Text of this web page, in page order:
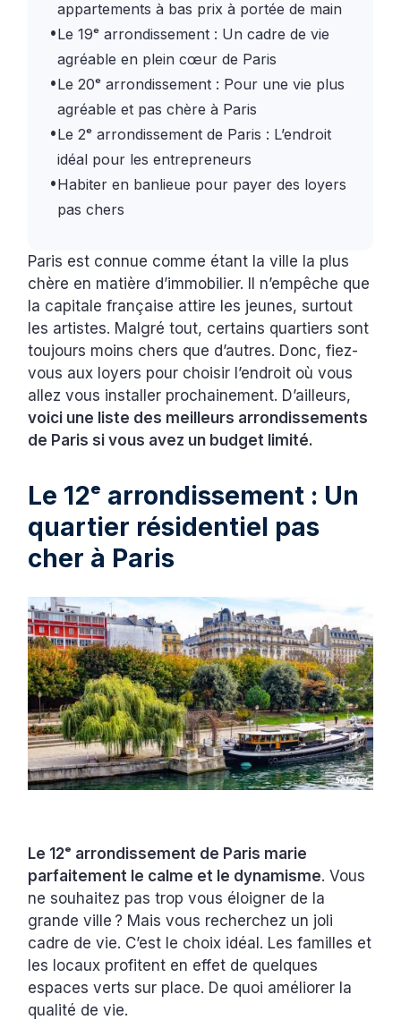
appartements à bas prix à portée de main
•Le 19ᵉ arrondissement : Un cadre de vie
agréable en plein cœur de Paris
•Le 20ᵉ arrondissement : Pour une vie plus
agréable et pas chère à Paris
•Le 2ᵉ arrondissement de Paris : L’endroit
idéal pour les entrepreneurs
•Habiter en banlieue pour payer des loyers
pas chers
Paris est connue comme étant la ville la plus
chère en matière d’immobilier. Il n’empêche que
la capitale française attire les jeunes, surtout
les artistes. Malgré tout, certains quartiers sont
toujours moins chers que d’autres. Donc, fiez-
vous aux loyers pour choisir l’endroit où vous
allez vous installer prochainement. D’ailleurs,
voici une liste des meilleurs arrondissements
de Paris si vous avez un budget limité.
Le 12ᵉ arrondissement : Un
quartier résidentiel pas
cher à Paris
Le 12ᵉ arrondissement de Paris marie
parfaitement le calme et le dynamisme. Vous
ne souhaitez pas trop vous éloigner de la
grande ville ? Mais vous recherchez un joli
cadre de vie. C’est le choix idéal. Les familles et
les locaux profitent en effet de quelques
espaces verts sur place. De quoi améliorer la
qualité de vie.